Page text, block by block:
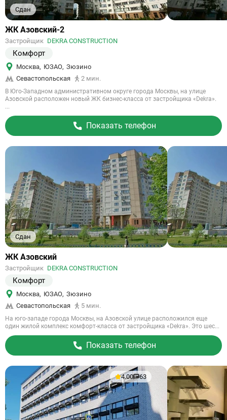
Сдан
Ссылка
объект
ЖК Азовский-2
Застройщик DEKRA CONSTRUCTION
Комфорт
Москва, ЮЗАО, Зюзино
Севастопольская
2 мин.
В Юго-Западном административном округе города Москвы, на улице
Азовской расположен новый ЖК бизнес-класса от застройщика «Dekra».
...
Показать телефон
Сдан
Ссылка
объект
ЖК Азовский
Застройщик DEKRA CONSTRUCTION
Комфорт
Москва, ЮЗАО, Зюзино
Севастопольская
5 мин.
На юго-западе города Москвы, на Азовской улице расположился еще
один жилой комплекс комфорт-класса от застройщика «Dekra». Это шес...
Показать телефон
4.00 63